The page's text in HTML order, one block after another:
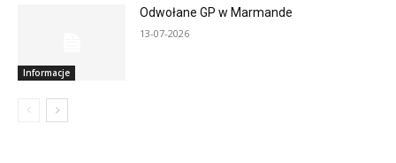
Informacje
Odwołane GP w Marmande
13-07-2026